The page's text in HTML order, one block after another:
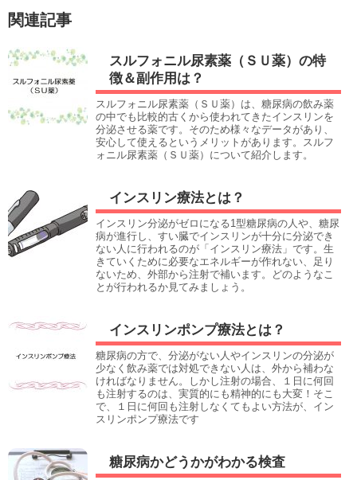
関連記事
スルフォニル尿素薬（ＳＵ薬）の特
徴＆副作用は？
スルフォニル尿素薬（ＳＵ薬）は、糖尿病の飲み薬
の中でも比較的古くから使われてきたインスリンを
分泌させる薬です。そのため様々なデータがあり、
安心して使えるというメリットがあります。スルフ
ォニル尿素薬（ＳＵ薬）について紹介します。
インスリン療法とは？
インスリン分泌がゼロになる1型糖尿病の人や、糖尿
病が進行し、すい臓でインスリンが十分に分泌でき
ない人に行われるのが「インスリン療法」です。生
きていくために必要なエネルギーが作れない、足り
ないため、外部から注射で補います。どのようなこ
とが行われるか見てみましょう。
インスリンポンプ療法とは？
糖尿病の方で、分泌がない人やインスリンの分泌が
少なく飲み薬では対処できない人は、外から補わな
ければなりません。しかし注射の場合、１日に何回
も注射するのは、実質的にも精神的にも大変！そこ
で、１日に何回も注射しなくてもよい方法が、イン
スリンポンプ療法です
糖尿病かどうかがわかる検査